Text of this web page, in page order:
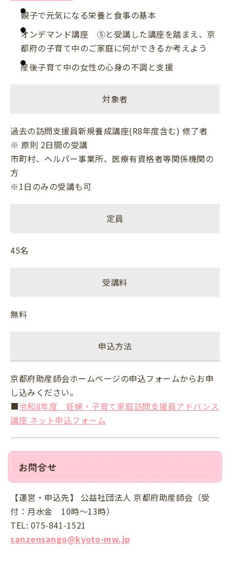
親子で元気になる栄養と食事の基本
オンデマンド講座 ⑤と受講した講座を踏まえ、京
都府の子育て中のご家庭に何ができるか考えよう
産後子育て中の女性の心身の不調と支援
対象者
過去の訪問支援員新規養成講座(R8年度含む) 修了者
※ 原則 2日間の受講
市町村、ヘルパー事業所、医療有資格者等関係機関の
方
※1日のみの受講も可
定員
45名
受講料
無料
申込方法
京都府助産師会ホームページの申込フォームからお申
し込みください。
■令和8年度 妊婦・子育て家庭訪問支援員アドバンス
講座 ネット申込フォーム
お問合せ
【運営・申込先】 公益社団法人 京都府助産師会（受
付：月水金 10時～13時）
TEL: 075-841-1521
sanzensango@kyoto-mw.jp